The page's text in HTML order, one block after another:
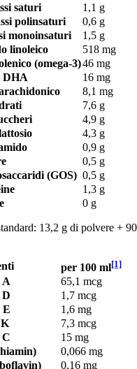
saturi
1,1 g
polinsaturi
0,6 g
monoinsaturi
1,5 g
linoleico
518 mg
(omega-3)46 mg
16 mg
8,1 mg
7,6 g
4,9 g
4,3 g
0,9 g
0,5 g
(GOS) 0,5 g
1,3 g
0 g
13,2 g di polvere +
per 100 ml[1]
A
65,1 mcg
D
1,7 mcg
E
1,6 mg
7,3 mcg
C
15 mg
0,066 mg
0,16 mg